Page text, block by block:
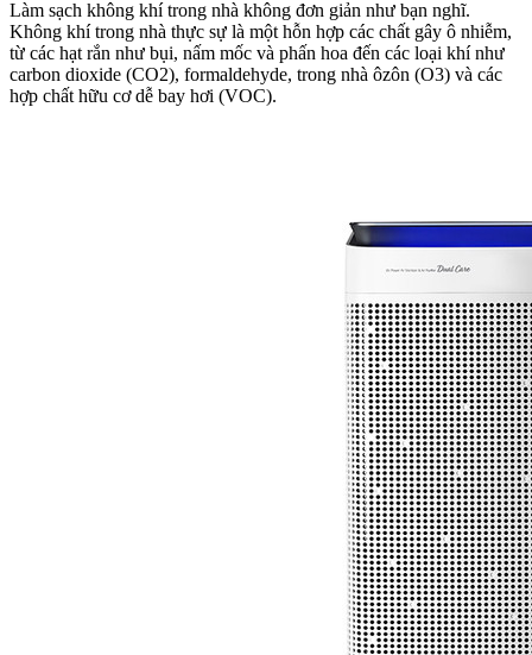
Làm sạch không khí trong nhà không đơn giản như bạn nghĩ.
Không khí trong nhà thực sự là một hỗn hợp các chất gây ô nhiễm,
từ các hạt rắn như bụi, nấm mốc và phấn hoa đến các loại khí như
carbon dioxide (CO2), formaldehyde, trong nhà ôzôn (O3) và các
hợp chất hữu cơ dễ bay hơi (VOC).